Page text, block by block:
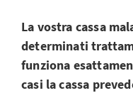
La vostra cassa
determinati
funziona
casi la cassa